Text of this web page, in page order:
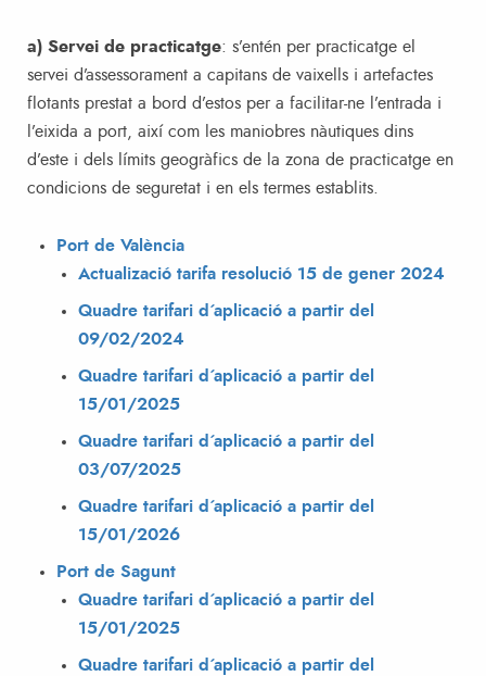
a) Servei de practicatge: s’entén per practicatge el
servei d’assessorament a capitans de vaixells i artefactes
flotants prestat a bord d’estos per a facilitar-ne l’entrada i
l’eixida a port, així com les maniobres nàutiques dins
d’este i dels límits geogràfics de la zona de practicatge en
condicions de seguretat i en els termes establits.
Port de València
Actualizació tarifa resolució 15 de gener 2024
Quadre tarifari d´aplicació a partir del
09/02/2024
Quadre tarifari d´aplicació a partir del
15/01/2025
Quadre tarifari d´aplicació a partir del
03/07/2025
Quadre tarifari d´aplicació a partir del
15/01/2026
Port de Sagunt
Quadre tarifari d´aplicació a partir del
15/01/2025
Quadre tarifari d´aplicació a partir del